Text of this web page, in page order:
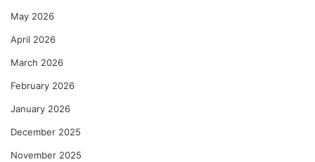
May 2026
April 2026
March 2026
February 2026
January 2026
December 2025
November 2025